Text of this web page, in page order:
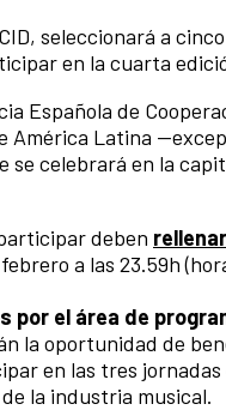
seleccionará a
en la cuarta
Española de
América Latina
celebrará en la
deben
a las 23.59h
el área de
la oportunidad de
en las tres
la industria musical.